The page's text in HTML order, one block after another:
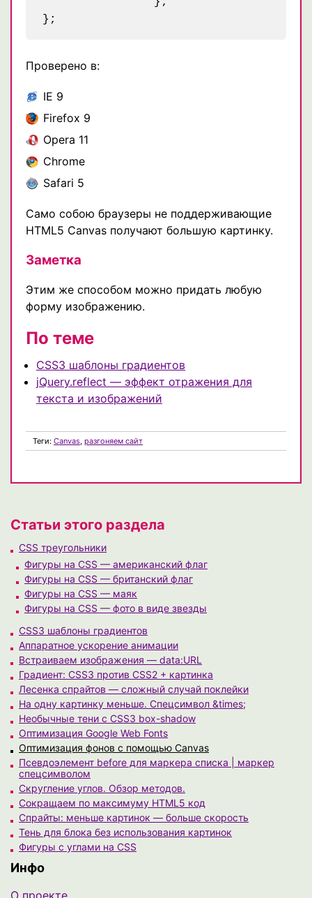
Проверено в:
IE 9
Firefox 9
Opera 11
Chrome
Safari 5
Само собою браузеры не поддерживающие
HTML5 Canvas получают большую картинку.
Заметка
Этим же способом можно придать любую
форму изображению.
По теме
CSS3 шаблоны градиентов
jQuery.reflect — эффект отражения для
текста и изображений
Теги: Canvas разгоняем сайт
Статьи этого раздела
CSS треугольники
Фигуры на CSS — американский флаг
Фигуры на CSS — британский флаг
Фигуры на CSS — маяк
Фигуры на CSS — фото в виде звезды
CSS3 шаблоны градиентов
Аппаратное ускорение анимации
Встраиваем изображения — data:URL
Градиент: CSS3 против CSS2 + картинка
Лесенка спрайтов — сложный случай поклейки
На одну картинку меньше. Спецсимвол &times;
Необычные тени с CSS3 box-shadow
Оптимизация Google Web Fonts
Оптимизация фонов с помощью Canvas
Псевдоэлемент before для маркера списка | маркер
спецсимволом
Скругление углов. Обзор методов.
Сокращаем по максимуму HTML5 код
Спрайты: меньше картинок — больше скорость
Тень для блока без использования картинок
Фигуры с углами на CSS
Инфо
О проекте